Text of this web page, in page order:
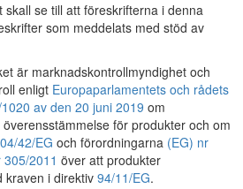
skall se till att föreskrifterna i denna
som meddelats med stöd av
är marknadskontrollmyndighet och
enligt Europaparlamentets och rådets
av den 20 juni 2019 om
för produkter och om
42/EG och förordningarna (EG) nr
305/2011 över att produkter
kraven i direktiv 94/11/EG.